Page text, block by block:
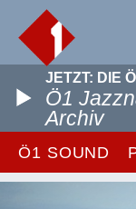
JETZT: DIE
Ö1
Archiv
Ö1 SOUND